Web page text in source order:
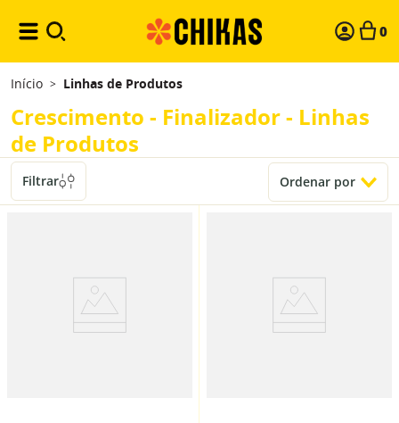
0
Início > Linhas de Produtos
Crescimento - Finalizador - Linhas
de Produtos
Filtrar Ordenar por